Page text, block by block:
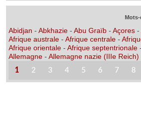
Abidjan - Abkhazie- Abu Graïb- Açores-
Afrique australe- Afrique centrale -
Afrique orientale - Afrique septentrionale -
Allemagne - Allemagne nazie (IIIe Reich)
1 2 3 4 5 6 7 8